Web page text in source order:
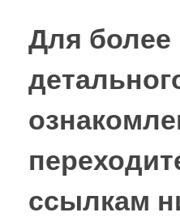
Для более
ссылкам